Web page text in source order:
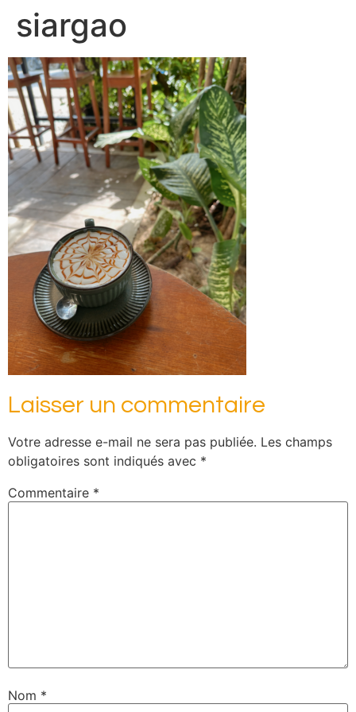
siargao
Laisser un commentaire
Votre adresse e-mail ne sera pas publiée. Les champs
obligatoires sont indiqués avec *
Commentaire *
Nom *